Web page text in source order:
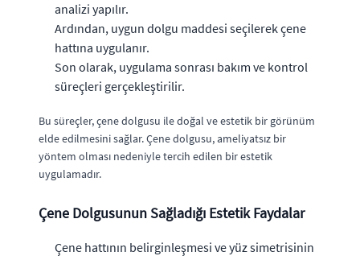
analizi yapılır.
Ardından, uygun dolgu maddesi seçilerek çene
hattına uygulanır.
Son olarak, uygulama sonrası bakım ve kontrol
süreçleri gerçekleştirilir.
Bu süreçler, çene dolgusu ile doğal ve estetik bir görünüm
elde edilmesini sağlar. Çene dolgusu, ameliyatsız bir
yöntem olması nedeniyle tercih edilen bir estetik
uygulamadır.
Çene Dolgusunun Sağladığı Estetik Faydalar
Çene hattının belirginleşmesi ve yüz simetrisinin